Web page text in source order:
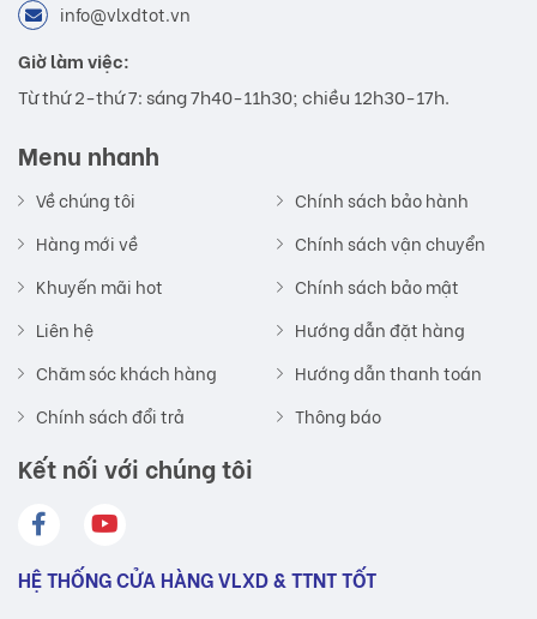
info@vlxdtot.vn
Giờ làm việc:
Từ thứ 2-thứ 7: sáng 7h40-11h30; chiều 12h30-17h.
Menu nhanh
Về chúng tôi
Hàng mới về
Khuyến mãi hot
Liên hệ
Chăm sóc khách hàng
Chính sách đổi trả
Chính sách bảo hành
Chính sách vận chuyển
Chính sách bảo mật
Hướng dẫn đặt hàng
Hướng dẫn thanh toán
Thông báo
Kết nối với chúng tôi
HỆ THỐNG CỬA HÀNG VLXD & TTNT TỐT